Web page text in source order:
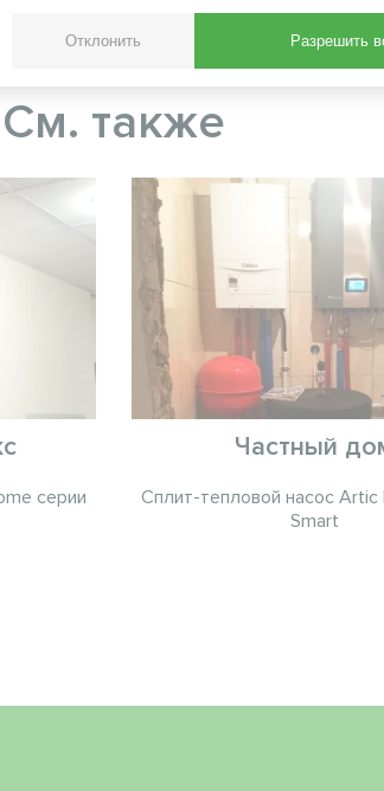
его идеальным выбором для
См. также
серии
Частный
Сплит-тепловой насос Artic
Smart
Отклонить Разрешить